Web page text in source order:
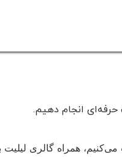
حرفه‌ای انجام دهیم.
همراه گالری لیلیت